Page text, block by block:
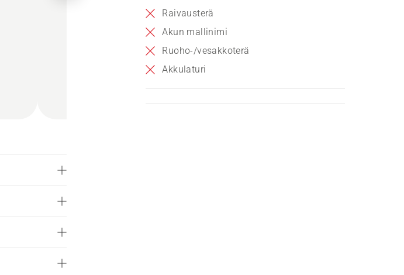
Raivausterä
Akun mallinimi
Ruoho-/vesakkoterä
Akkulaturi